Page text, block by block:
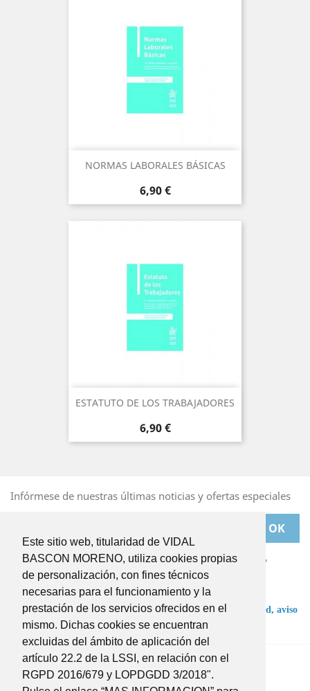
Este sitio web, titularidad de VIDAL
BASCON MORENO, utiliza cookies propias
de personalización, con fines técnicos
necesarias para el funcionamiento y la
prestación de los servicios ofrecidos en el
mismo. Dichas cookies se encuentran
excluidas del ámbito de aplicación del
artículo 22.2 de la LSSI, en relación con el
RGPD 2016/679 y LOPDGDD 3/2018".
NORMAS LABORALES BÁSICAS
Precio
6,90 €
ESTATUTO DE LOS TRABAJADORES
Precio
6,90 €
Infórmese de nuestras últimas noticias y ofertas especiales
Puede darse de baja en cualquier momento. Para ello,
deberá dirigirse a
BASCONMORENO@BASCONMORENO.COM
He leído y acepto las condiciones de lapolítica de privacidad, aviso
legalytérminos y condiciones.
TwitterInstagram